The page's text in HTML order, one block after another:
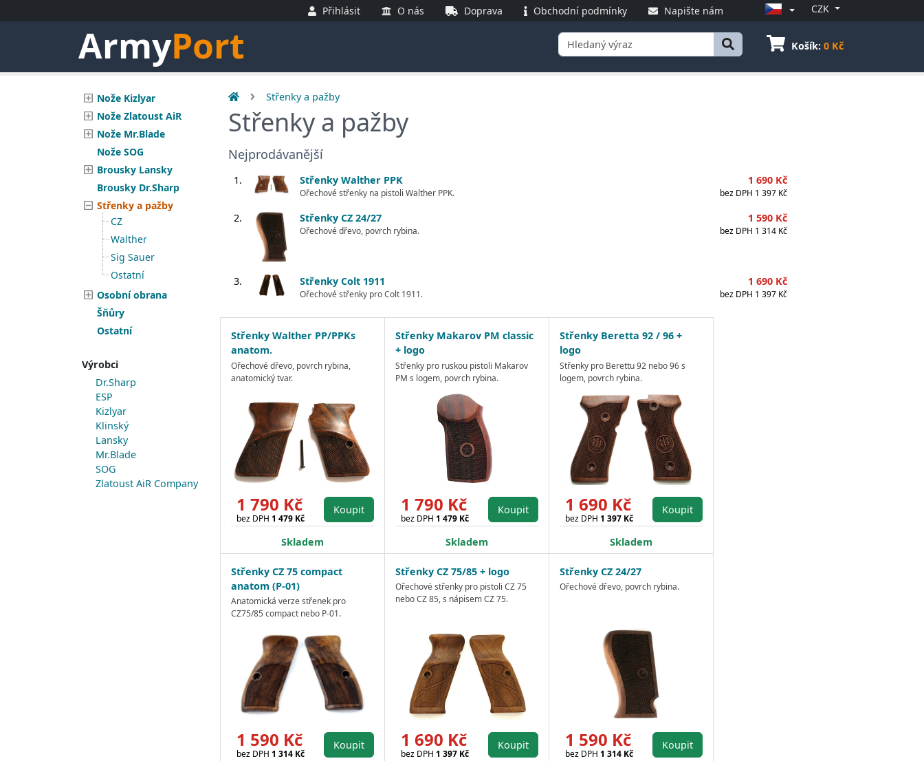
Přihlásit O nás Doprava Obchodní podmínky Napište nám CZK
ArmyPort Košík: 0 Kč
Nože Kizlyar
Nože Zlatoust AiR
Nože Mr.Blade
Nože SOG
Brousky Lansky
Brousky Dr.Sharp
Střenky a pažby
CZ
Walther
Sig Sauer
Ostatní
Osobní obrana
Šňůry
Ostatní
Výrobci
Dr.Sharp
ESP
Kizlyar
Klinský
Lansky
Mr.Blade
SOG
Zlatoust AiR Company
Střenky a pažby
Střenky a pažby
Nejprodávanější
1. Střenky Walther PPK
Ořechové střenky na pistoli Walther PPK.
1 690 Kč
bez DPH 1 397 Kč
2. Střenky CZ 24/27
Ořechové dřevo, povrch rybina.
1 590 Kč
bez DPH 1 314 Kč
3. Střenky Colt 1911
Ořechové střenky pro Colt 1911.
1 690 Kč
bez DPH 1 397 Kč
Střenky Walther PP/PPKs
anatom.
Ořechové dřevo, povrch rybina,
anatomický tvar.
1 790 Kč
bez DPH 1 479 Kč
Koupit
Skladem
Střenky Makarov PM classic
+ logo
Střenky pro ruskou pistoli Makarov
PM s logem, povrch rybina.
1 790 Kč
bez DPH 1 479 Kč
Koupit
Skladem
Střenky Beretta 92 / 96 +
logo
Střenky pro Berettu 92 nebo 96 s
logem, povrch rybina.
1 690 Kč
bez DPH 1 397 Kč
Koupit
Skladem
Střenky CZ 75 compact
anatom (P-01)
Anatomická verze střenek pro
CZ75/85 compact nebo P-01.
1 590 Kč
bez DPH 1 314 Kč
Koupit
Střenky CZ 75/85 + logo
Ořechové střenky pro pistoli CZ 75
nebo CZ 85, s nápisem CZ 75.
1 690 Kč
bez DPH 1 397 Kč
Koupit
Střenky CZ 24/27
Ořechové dřevo, povrch rybina.
1 590 Kč
bez DPH 1 314 Kč
Koupit